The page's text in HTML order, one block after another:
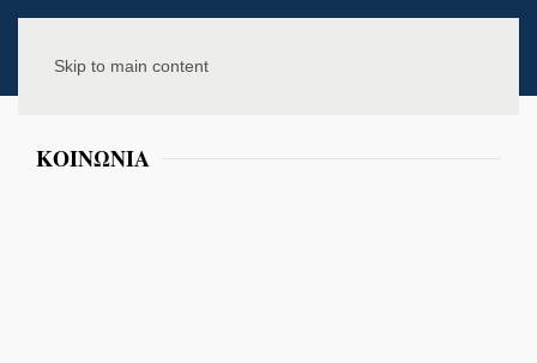
Skip to main content
ΚΟΙΝΩΝΙΑ